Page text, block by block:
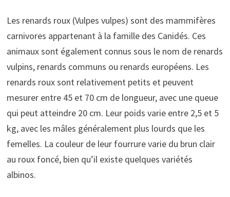
Les renards roux (Vulpes vulpes) sont des mammifères
carnivores appartenant à la famille des Canidés. Ces
animaux sont également connus sous le nom de renards
vulpins, renards communs ou renards européens. Les
renards roux sont relativement petits et peuvent
mesurer entre 45 et 70 cm de longueur, avec une queue
qui peut atteindre 20 cm. Leur poids varie entre 2,5 et 5
kg, avec les mâles généralement plus lourds que les
femelles. La couleur de leur fourrure varie du brun clair
au roux foncé, bien qu’il existe quelques variétés
albinos.